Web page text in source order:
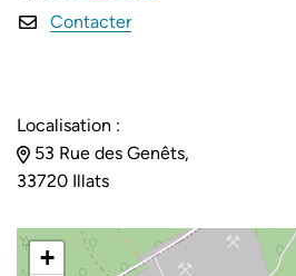
Contacter
Localisation :
53 Rue des Genêts,
33720 Illats
+